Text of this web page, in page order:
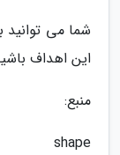
شما می
این اهداف
منبع:
shape